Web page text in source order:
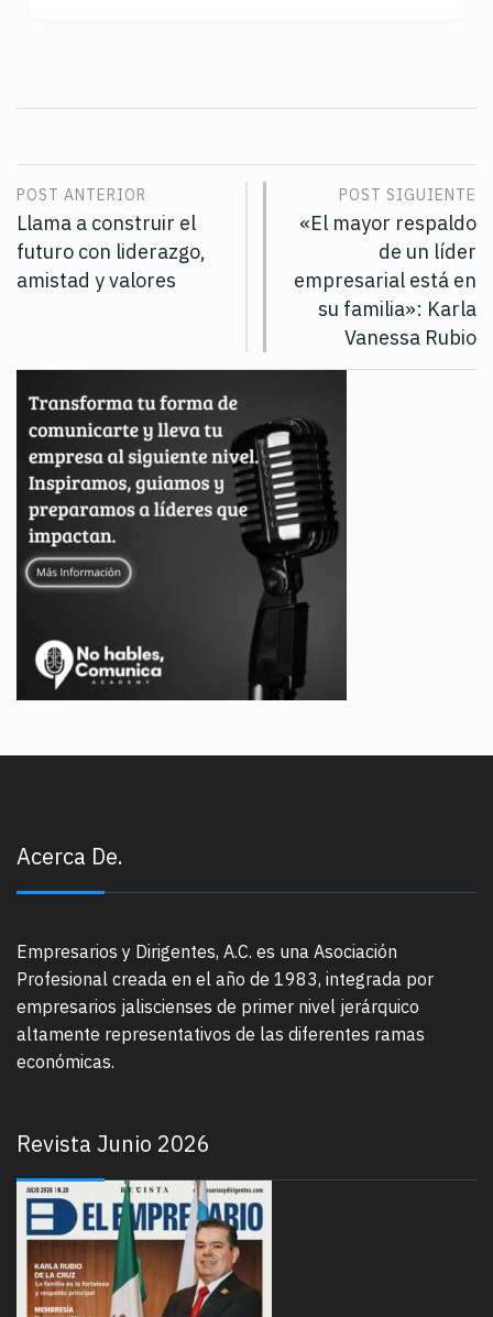
POST ANTERIOR
Llama a construir el
futuro con liderazgo,
amistad y valores
POST SIGUIENTE
«El mayor respaldo
de un líder
empresarial está en
su familia»: Karla
Vanessa Rubio
Acerca De.
Empresarios y Dirigentes, A.C. es una Asociación
Profesional creada en el año de 1983, integrada por
empresarios jaliscienses de primer nivel jerárquico
altamente representativos de las diferentes ramas
económicas.
Revista Junio 2026